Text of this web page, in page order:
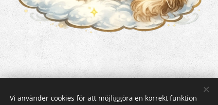
Vi använder cookies för att möjliggöra en korrekt funktion